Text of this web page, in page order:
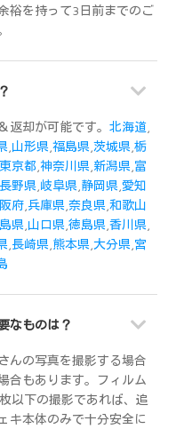
裕を持って3日前までのご
返却が可能です。 北海道
山形県 福島県 茨城県 栃
東京都 神奈川県 新潟県 富
長野県 岐阜県 静岡県 愛知
府 兵庫県 奈良県 和歌山
県 山口県 徳島県 香川県
長崎県 熊本県 大分県 宮
なものは？
んの写真を撮影する場合
合もあります。フィルム
以下の撮影であれば、追
キ本体のみで十分安全に